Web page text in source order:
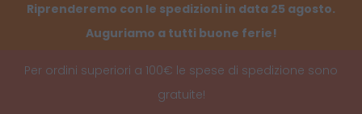
Riprenderemo con le spedizioni in data 25 agosto.
Auguriamo a tutti buone ferie!
Per ordini superiori a 100€ le spese di spedizione sono
gratuite!